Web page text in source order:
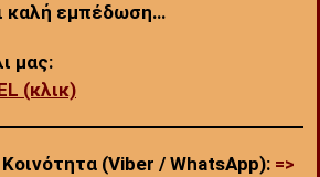
καλή εμπέδωση…
μας:
(κλικ)
(Viber / WhatsApp): =>